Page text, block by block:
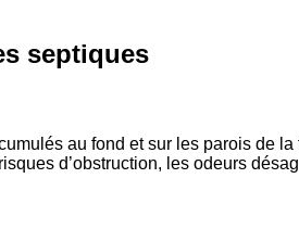
septiques
au fond et sur les parois de
d’obstruction, les odeurs